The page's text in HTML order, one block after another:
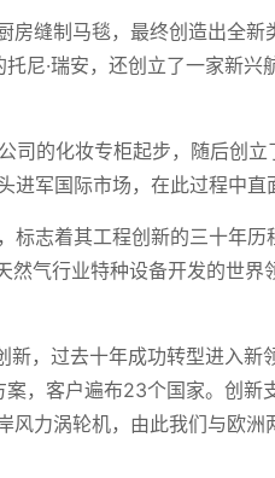
房缝制马毯，最终创造出全
尼·瑞安，还创立了一家新
司的化妆专柜起步，随后创
军国际市场，在此过程中直
志着其工程创新的三十年历
气行业特种设备开发的世界
，过去十年成功转型进入新
，客户遍布23个国家。创新
风力涡轮机，由此我们与欧